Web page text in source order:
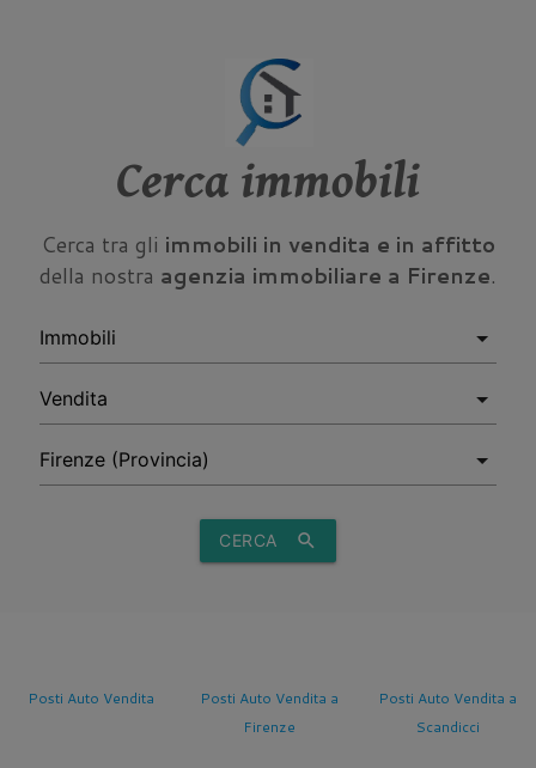
Cerca immobili
Cerca tra gli immobili in vendita e in affitto
della nostra agenzia immobiliare a Firenze.
CERCA search
Posti Auto Vendita
Posti Auto Vendita a
Firenze
Posti Auto Vendita a
Scandicci